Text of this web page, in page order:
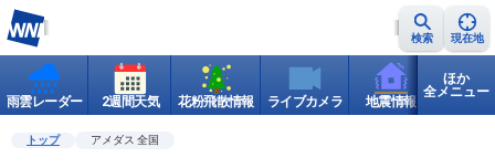
検索 現在地
雨雲レーダー 2週間天気 花粉飛散情報 ライブカメラ 地震情報 世界天
ほか
全メニュー
トップ アメダス 全国